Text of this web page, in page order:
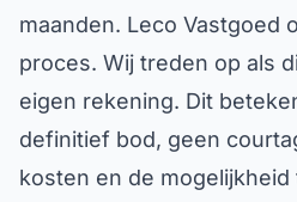
maanden. Leco Vastgoed
proces. Wij treden op als
eigen rekening. Dit
definitief bod, geen
kosten en de